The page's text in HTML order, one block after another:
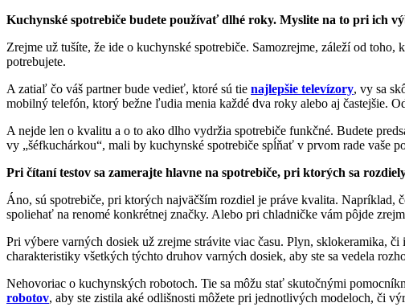
Kuchynské spotrebiče budete používať dlhé roky. Myslite na to pri ich
Zrejme už tušíte, že ide o kuchynské spotrebiče. Samozrejme, záleží od
potrebujete.
A zatiaľ čo váš partner bude vedieť, ktoré sú tie najlepšie televízory, vy sa
mobilný telefón, ktorý bežne ľudia menia každé dva roky alebo aj častejšie.
A nejde len o kvalitu a o to ako dlho vydržia spotrebiče funkčné. Budete
vy „šéfkuchárkou“, mali by kuchynské spotrebiče spĺňať v prvom rade vaše
Pri čítaní testov sa zamerajte hlavne na spotrebiče, pri ktorých sa
Áno, sú spotrebiče, pri ktorých najväčším rozdiel je práve kvalita. Napríklad,
spoliehať na renomé konkrétnej značky. Alebo pri chladničke vám pôjde
Pri výbere varných dosiek už zrejme strávite viac času. Plyn, sklokeramika,
charakteristiky všetkých týchto druhov varných dosiek, aby ste sa vedela
Nehovoriac o kuchynských robotoch. Tie sa môžu stať skutočnými
robotov, aby ste zistila aké odlišnosti môžete pri jednotlivých modeloch, či